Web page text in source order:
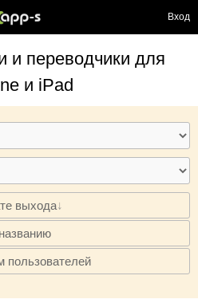
Вход
и переводчики для
и iPad
выхода
пользователей